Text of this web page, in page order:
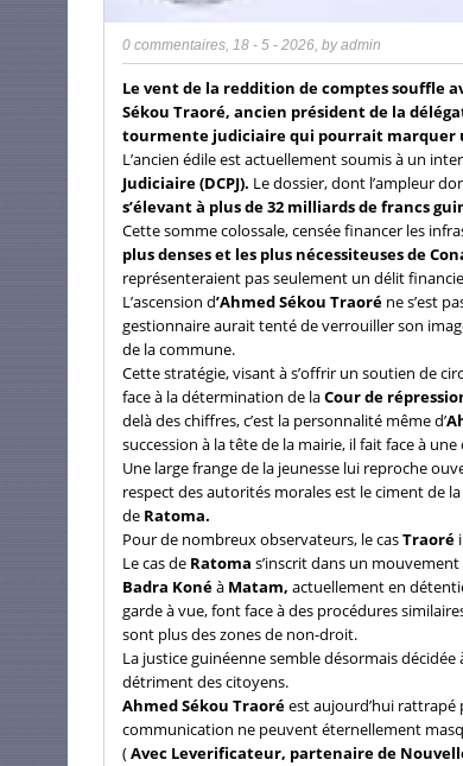
0 commentaires, 18 - 5 - 2026, byadmin
Le vent de la reddition de comptes souffle
Sékou Traoré, ancien président de la
tourmente judiciaire qui pourrait marquer
L’ancien édile est actuellement soumis à un
Judiciaire (DCPJ). Le dossier, dont l’ampleur
s’élevant à plus de 32 milliards de francs
Cette somme colossale, censée financer les
plus denses et les plus nécessiteuses de
représenteraient pas seulement un délit
L’ascension d’Ahmed Sékou Traoré ne s’est
gestionnaire aurait tenté de verrouiller son
de la commune.
Cette stratégie, visant à s’offrir un soutien de
face à la détermination de laCour de
delà des chiffres, c’est la personnalité même d’
succession à la tête de la mairie, il fait face à
Une large frange de la jeunesse lui reproche
respect des autorités morales est le ciment de
de Ratoma.
Pour de nombreux observateurs, le casTraoré
Le cas de Ratoma s’inscrit dans un mouvement
Badra Konéà Matam, actuellement en
garde à vue, font face à des procédures
sont plus des zones de non-droit.
La justice guinéenne semble désormais
détriment des citoyens.
Ahmed Sékou Traoréest aujourd’hui rattrapé
communication ne peuvent éternellement
(Avec Leverificateur, partenaire de